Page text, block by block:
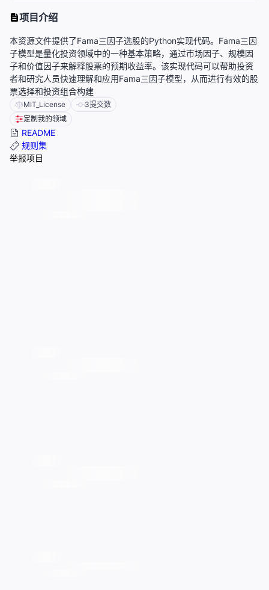
项目介绍
本资源文件提供了Fama三因子选股的Python实现代码。Fama三因
子模型是量化投资领域中的一种基本策略，通过市场因子、规模因
子和价值因子来解释股票的预期收益率。该实现代码可以帮助投资
者和研究人员快速理解和应用Fama三因子模型，从而进行有效的股
票选择和投资组合构建
MIT_License 3提交数
定制我的领域
README
规则集
举报项目